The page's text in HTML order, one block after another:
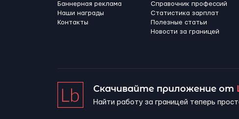
Баннерная реклама
Наши награды
Контакты
Справочник профессий
Статистика зарплат
Полезные статьи
Новости за границей
Скачивайте приложение от
Найти работу за границей теперь